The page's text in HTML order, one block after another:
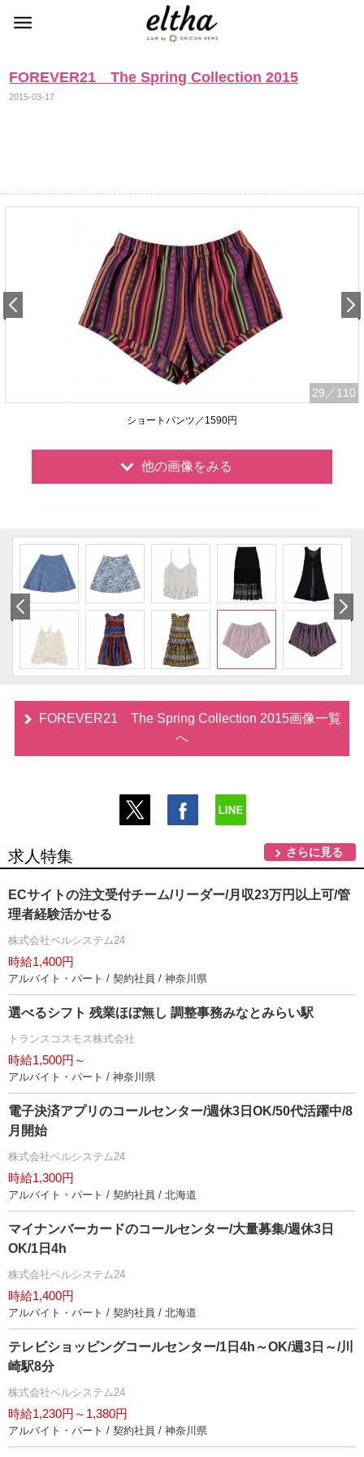
FOREVER21 The Spring Collection 2015
2015-03-17
29 ／110
ショートパンツ／1590円
他の画像をみる
FOREVER21 The Spring Collection 2015画像一覧
へ
求人特集 さらに見る
ECサイトの注文受付チーム/リーダー/月収23万円以上可/管
理者経験活かせる
株式会社ベルシステム24
時給1,400円
アルバイト・パート / 契約社員 / 神奈川県
選べるシフト 残業ほぼ無し 調整事務みなとみらい駅
トランスコスモス株式会社
時給1,500円～
アルバイト・パート / 神奈川県
電子決済アプリのコールセンター/週休3日OK/50代活躍中/8
月開始
株式会社ベルシステム24
時給1,300円
アルバイト・パート / 契約社員 / 北海道
マイナンバーカードのコールセンター/大量募集/週休3日
OK/1日4h
株式会社ベルシステム24
時給1,400円
アルバイト・パート / 契約社員 / 北海道
テレビショッピングコールセンター/1日4h～OK/週3日～/川
崎駅8分
株式会社ベルシステム24
時給1,230円～1,380円
アルバイト・パート / 契約社員 / 神奈川県